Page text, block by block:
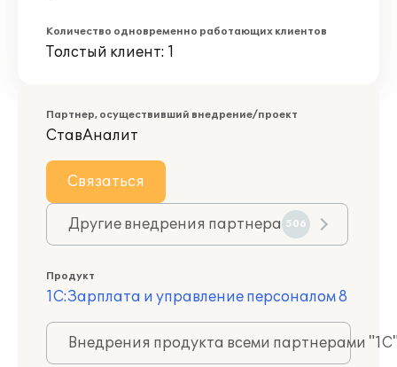
Количество одновременно работающих клиентов
Толстый клиент: 1
Партнер, осуществивший внедрение/проект
СтавАналит
Связаться
Другие внедрения партнера 506
Продукт
1С:Зарплата и управление персоналом 8
Внедрения продукта всеми партнерами